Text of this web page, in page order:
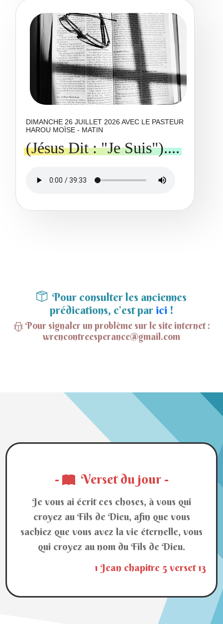
DIMANCHE 26 JUILLET 2026 AVEC LE PASTEUR
HAROU MOÏSE - MATIN
(Jésus Dit : "Je Suis")....
Pour consulter les anciennes
prédications, c'est parici !
Pour signaler un problème sur le site internet :
wrencontreesperance@gmail.com
- Verset du jour -
Je vous ai écrit ces choses, à vous qui
croyez au Fils de Dieu, afin que vous
sachiez que vous avez la vie éternelle, vous
qui croyez au nom du Fils de Dieu.
1 Jean chapitre 5 verset 13